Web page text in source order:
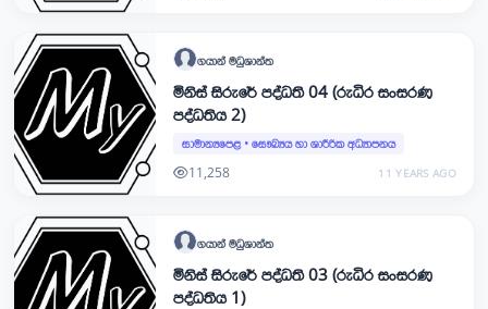
ගයාන් මධුශාන්ත
මිනිස් සිරුරේ පද්ධති 04 (රුධිර සංසරණ
පද්ධතිය 2)
සාමාන්‍යපෙළ • සෞඛ්‍යය හා ශාරීරික අධ්‍යාපනය
11,258 11 YEARS AGO
ගයාන් මධුශාන්ත
මිනිස් සිරුරේ පද්ධති 03 (රුධිර සංසරණ
පද්ධතිය 1)